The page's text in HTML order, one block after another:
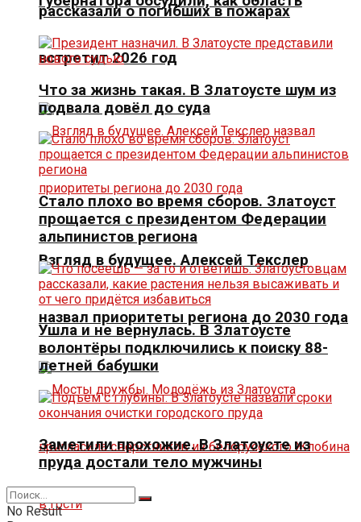
встретит 2026 год
Взгляд в будущее. Алексей Текслер
назвал приоритеты региона до 2030 года
рассказали о погибших в пожарах
Что за жизнь такая. В Златоусте шум из
подвала довёл до суда
Стало плохо во время сборов. Златоуст
прощается с президентом Федерации
альпинистов региона
Ушла и не вернулась. В Златоусте
волонтёры подключились к поиску 88-
летней бабушки
Заметили прохожие. В Златоусте из
пруда достали тело мужчины
No Result